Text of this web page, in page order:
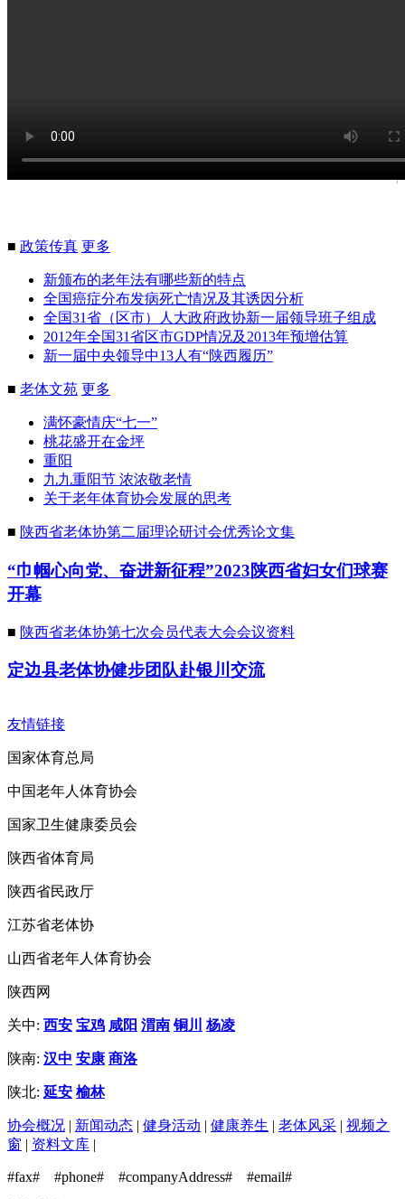
■ 政策传真 更多
新颁布的老年法有哪些新的特点
全国癌症分布发病死亡情况及其诱因分析
全国31省（区市）人大政府政协新一届领导班子组成
2012年全国31省区市GDP情况及2013年预增估算
新一届中央领导中13人有“陕西履历”
■ 老体文苑 更多
满怀豪情庆“七一”
桃花盛开在金坪
重阳
九九重阳节 浓浓敬老情
关于老年体育协会发展的思考
■ 陕西省老体协第二届理论研讨会优秀论文集
“巾帼心向党、奋进新征程”2023陕西省妇女们球赛
开幕
■ 陕西省老体协第七次会员代表大会会议资料
定边县老体协健步团队赴银川交流
友情链接
国家体育总局
中国老年人体育协会
国家卫生健康委员会
陕西省体育局
陕西省民政厅
江苏省老体协
山西省老年人体育协会
陕西网
关中: 西安 宝鸡 咸阳 渭南 铜川 杨凌
陕南: 汉中 安康 商洛
陕北: 延安 榆林
协会概况 | 新闻动态 | 健身活动 | 健康养生 | 老体风采 | 视频之
窗 | 资料文库 |
#fax# #phone# #companyAddress# #email#